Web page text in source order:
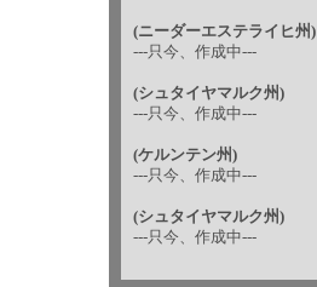
(ニーダーエステライヒ州)
---只今、作成中---
(シュタイヤマルク州)
---只今、作成中---
(ケルンテン州)
---只今、作成中---
(シュタイヤマルク州)
---只今、作成中---